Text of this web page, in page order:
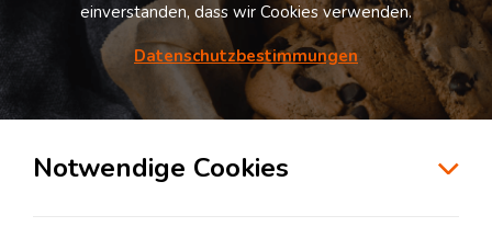
Möchten Sie diesen Suchauftrag
speichern und automatisch über neue
Standorte informiert werden?
einverstanden, dass wir Cookies verwenden.
Datenschutzbestimmungen
Notwendige Cookies